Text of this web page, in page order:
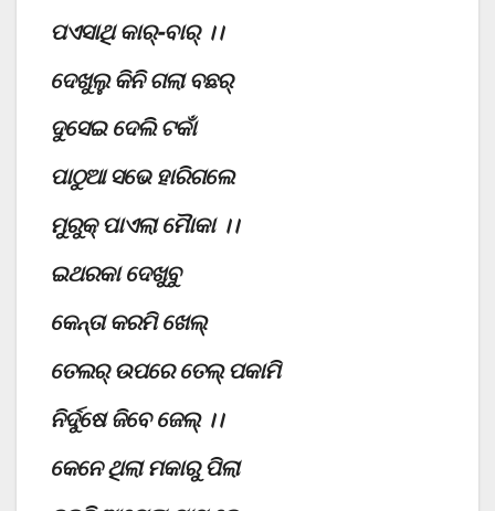
ପଏସାଥି କାର୍-ବାର୍ ।।
ଦେଖୁଲୁ କିନି ଗଲା ବଛର୍
ଦୁସେଇ ଦେଲି ଟକାଁ
ପାଠୁଆ ସଭେ ହାରିଗଲେ
ମୁରୁକ୍ ପାଏଲା ମୈାକା ।।
ଇଥରକା ଦେଖୁବୁ
କେନ୍ତା କରମି ଖେଲ୍
ତେଲର୍ ଉପରେ ତେଲ୍ ପକାମି
ନିର୍ଦୁଷେ ଜିବେ ଜେଲ୍ ।।
କେନେ ଥିଲା ମକାରୁ ପିଲା